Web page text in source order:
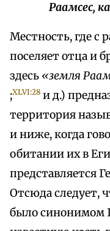
Раамсес,
Местность, где с
поселяет отца и
здесь «земля
;XLVI:28 и д.)
территория
и ниже, когда
обитании их в
представляется
Отсюда следует,
было синонимом